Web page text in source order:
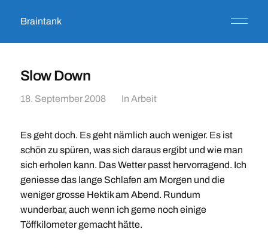
Braintank
Slow Down
18. September 2008 In Arbeit
Es geht doch. Es geht nämlich auch weniger. Es ist
schön zu spüren, was sich daraus ergibt und wie man
sich erholen kann. Das Wetter passt hervorragend. Ich
geniesse das lange Schlafen am Morgen und die
weniger grosse Hektik am Abend. Rundum
wunderbar, auch wenn ich gerne noch einige
Töffkilometer gemacht hätte.